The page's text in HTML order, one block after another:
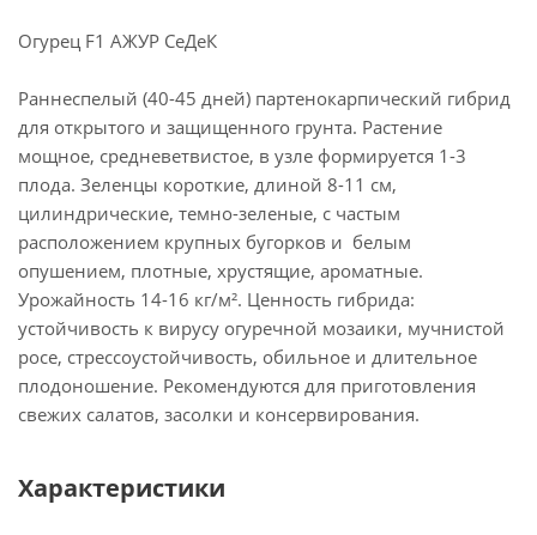
Огурец F1 АЖУР СеДеК
Раннеспелый (40-45 дней) партенокарпический гибрид
для открытого и защищенного грунта. Растение
мощное, средневетвистое, в узле формируется 1-3
плода. Зеленцы короткие, длиной 8-11 см,
цилиндрические, темно-зеленые, с частым
расположением крупных бугорков и белым
опушением, плотные, хрустящие, ароматные.
Урожайность 14-16 кг/м². Ценность гибрида:
устойчивость к вирусу огуречной мозаики, мучнистой
росе, стрессоустойчивость, обильное и длительное
плодоношение. Рекомендуются для приготовления
свежих салатов, засолки и консервирования.
Характеристики